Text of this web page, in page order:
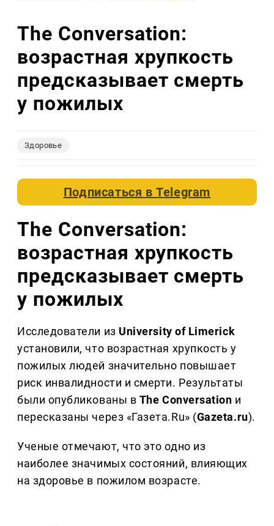
The Conversation:
возрастная хрупкость
предсказывает смерть
у пожилых
Здоровье
Подписаться вTelegram
The Conversation:
возрастная хрупкость
предсказывает смерть
у пожилых
Исследователи из University of Limerick
установили, что возрастная хрупкость у
пожилых людей значительно повышает
риск инвалидности и смерти. Результаты
были опубликованы в The Conversation и
пересказаны через «Газета.Ru» (Gazeta.ru).
Ученые отмечают, что это одно из
наиболее значимых состояний, влияющих
на здоровье в пожилом возрасте.